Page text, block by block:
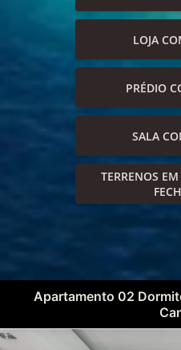
LOJA
PRÉDIO
SALA
TERRENOS
Apartamento 02